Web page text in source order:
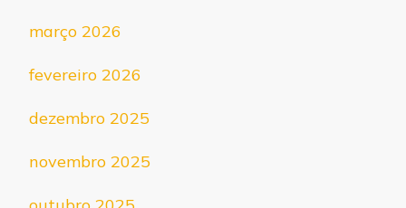
março 2026
fevereiro 2026
dezembro 2025
novembro 2025